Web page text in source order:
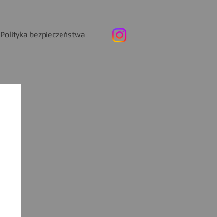
Polityka bezpieczeństwa